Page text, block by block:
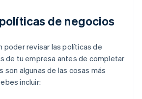
de negocios
poder revisar las políticas de
de tu empresa antes de completar
son algunas de las cosas más
incluir: